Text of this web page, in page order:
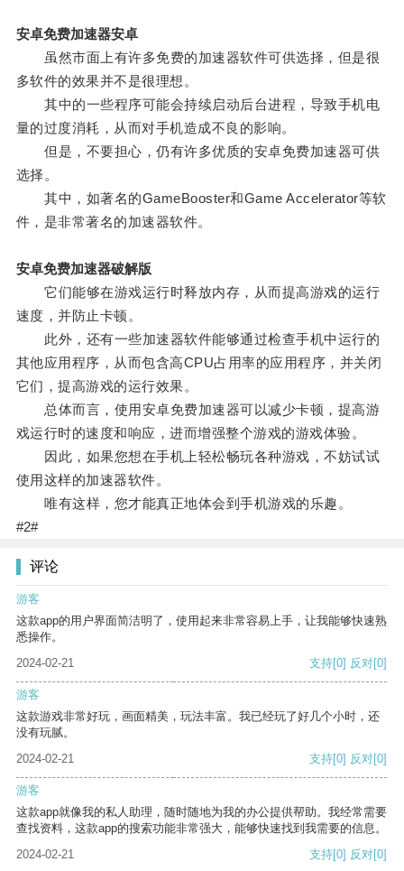
安卓免费加速器安卓
虽然市面上有许多免费的加速器软件可供选择，但是很
多软件的效果并不是很理想。
其中的一些程序可能会持续启动后台进程，导致手机电
量的过度消耗，从而对手机造成不良的影响。
但是，不要担心，仍有许多优质的安卓免费加速器可供
选择。
其中，如著名的GameBooster和Game Accelerator等软
件，是非常著名的加速器软件。
安卓免费加速器破解版
它们能够在游戏运行时释放内存，从而提高游戏的运行
速度，并防止卡顿。
此外，还有一些加速器软件能够通过检查手机中运行的
其他应用程序，从而包含高CPU占用率的应用程序，并关闭
它们，提高游戏的运行效果。
总体而言，使用安卓免费加速器可以减少卡顿，提高游
戏运行时的速度和响应，进而增强整个游戏的游戏体验。
因此，如果您想在手机上轻松畅玩各种游戏，不妨试试
使用这样的加速器软件。
唯有这样，您才能真正地体会到手机游戏的乐趣。
#2#
评论
游客
这款app的用户界面简洁明了，使用起来非常容易上手，让我能够快速熟
悉操作。
2024-02-21
支持[0] 反对[0]
游客
这款游戏非常好玩，画面精美，玩法丰富。我已经玩了好几个小时，还
没有玩腻。
2024-02-21
支持[0] 反对[0]
游客
这款app就像我的私人助理，随时随地为我的办公提供帮助。我经常需要
查找资料，这款app的搜索功能非常强大，能够快速找到我需要的信息。
2024-02-21
支持[0] 反对[0]